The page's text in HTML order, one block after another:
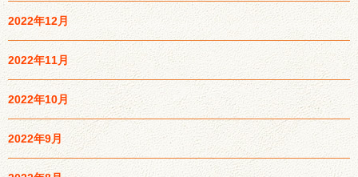
2022年12月
2022年11月
2022年10月
2022年9月